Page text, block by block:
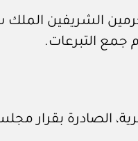
الشريفين الملك
مجلس الوزراء رقم (٥٤٧)